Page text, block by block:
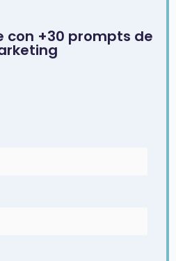
con +30 prompts de